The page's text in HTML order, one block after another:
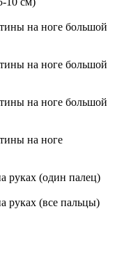
на ноге большой
на ноге большой
на ноге большой
на ноге
руках (один палец)
руках (все пальцы)